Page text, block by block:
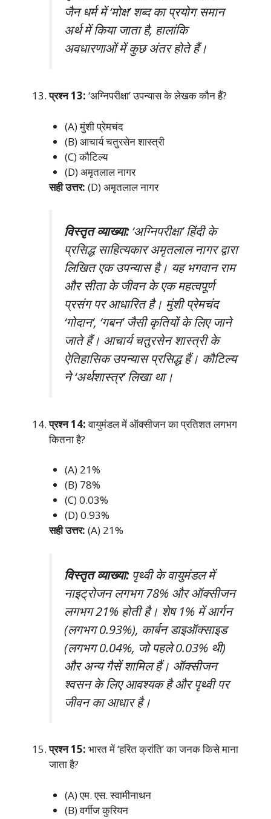
जैन धर्म में ‘मोक्ष’ शब्द का प्रयोग समान
अर्थ में किया जाता है, हालांकि
अवधारणाओं में कुछ अंतर होते हैं।
प्रश्न 13: ‘अग्निपरीक्षा’ उपन्यास के लेखक कौन हैं?
(A) मुंशी प्रेमचंद
(B) आचार्य चतुरसेन शास्त्री
(C) कौटिल्य
(D) अमृतलाल नागर
सही उत्तर: (D) अमृतलाल नागर
विस्तृत व्याख्या:‘अग्निपरीक्षा’ हिंदी के
प्रसिद्ध साहित्यकार अमृतलाल नागर द्वारा
लिखित एक उपन्यास है। यह भगवान राम
और सीता के जीवन के एक महत्वपूर्ण
प्रसंग पर आधारित है। मुंशी प्रेमचंद
‘गोदान’, ‘गबन’ जैसी कृतियों के लिए जाने
जाते हैं। आचार्य चतुरसेन शास्त्री के
ऐतिहासिक उपन्यास प्रसिद्ध हैं। कौटिल्य
ने ‘अर्थशास्त्र’ लिखा था।
प्रश्न 14:वायुमंडल में ऑक्सीजन का प्रतिशत लगभग
कितना है?
(A) 21%
(B) 78%
(C) 0.03%
(D) 0.93%
सही उत्तर: (A) 21%
विस्तृत व्याख्या:पृथ्वी के वायुमंडल में
नाइट्रोजन लगभग 78% और ऑक्सीजन
लगभग 21% होती है। शेष 1% में आर्गन
(लगभग 0.93%), कार्बन डाइऑक्साइड
(लगभग 0.04%, जो पहले 0.03% थी)
और अन्य गैसें शामिल हैं। ऑक्सीजन
श्वसन के लिए आवश्यक है और पृथ्वी पर
जीवन का आधार है।
प्रश्न 15: भारत में ‘हरित क्रांति’ का जनक किसे माना
जाता है?
(A) एम. एस. स्वामीनाथन
(B) वर्गीज कुरियन